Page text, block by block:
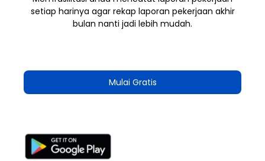
setiap harinya agar rekap laporan pekerjaan akhir
bulan nanti jadi lebih mudah.
Mulai Gratis